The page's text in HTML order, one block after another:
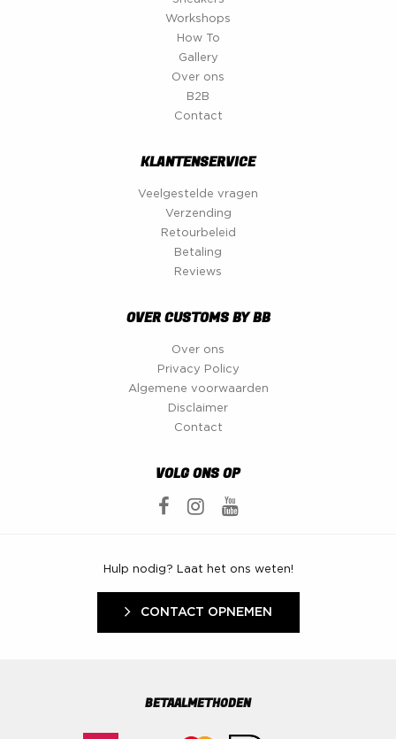
Workshops
How To
Gallery
Over ons
B2B
Contact
KLANTENSERVICE
Veelgestelde vragen
Verzending
Retourbeleid
Betaling
Reviews
OVER CUSTOMS BY BB
Over ons
Privacy Policy
Algemene voorwaarden
Disclaimer
Contact
VOLG ONS OP
Hulp nodig? Laat het ons weten!
CONTACT OPNEMEN
BETAALMETHODEN